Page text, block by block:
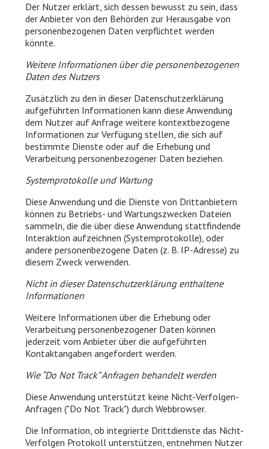
Der Nutzer erklärt, sich dessen bewusst zu sein, dass
der Anbieter von den Behörden zur Herausgabe von
personenbezogenen Daten verpflichtet werden
könnte.
Weitere Informationen über die personenbezogenen
Daten des Nutzers
Zusätzlich zu den in dieser Datenschutzerklärung
aufgeführten Informationen kann diese Anwendung
dem Nutzer auf Anfrage weitere kontextbezogene
Informationen zur Verfügung stellen, die sich auf
bestimmte Dienste oder auf die Erhebung und
Verarbeitung personenbezogener Daten beziehen.
Systemprotokolle und Wartung
Diese Anwendung und die Dienste von Drittanbietern
können zu Betriebs- und Wartungszwecken Dateien
sammeln, die die über diese Anwendung stattfindende
Interaktion aufzeichnen (Systemprotokolle), oder
andere personenbezogene Daten (z. B. IP-Adresse) zu
diesem Zweck verwenden.
Nicht in dieser Datenschutzerklärung enthaltene
Informationen
Weitere Informationen über die Erhebung oder
Verarbeitung personenbezogener Daten können
jederzeit vom Anbieter über die aufgeführten
Kontaktangaben angefordert werden.
Wie “Do Not Track” Anfragen behandelt werden
Diese Anwendung unterstützt keine Nicht-Verfolgen-
Anfragen ("Do Not Track") durch Webbrowser.
Die Information, ob integrierte Drittdienste das Nicht-
Verfolgen Protokoll unterstützen, entnehmen Nutzer